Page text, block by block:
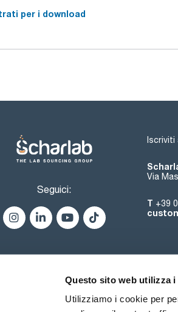
Questo sito web utilizza i
Utilizziamo i cookie per
per i download
Seguici:
Via
T +39